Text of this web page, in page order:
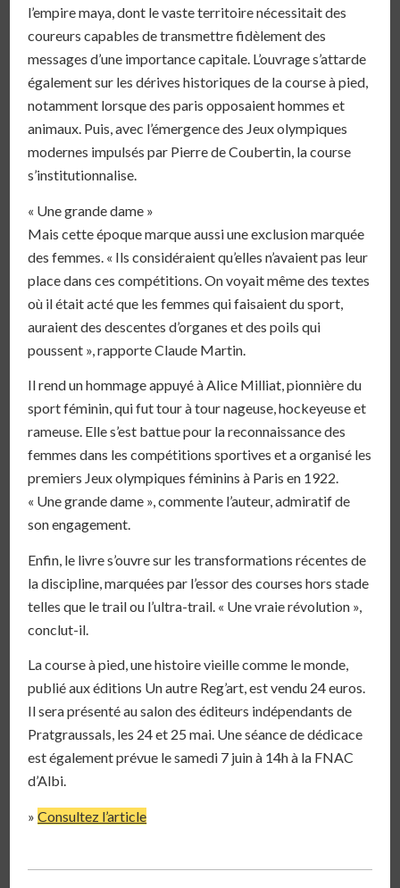
l’empire maya, dont le vaste territoire nécessitait des
coureurs capables de transmettre fidèlement des
messages d’une importance capitale. L’ouvrage s’attarde
également sur les dérives historiques de la course à pied,
notamment lorsque des paris opposaient hommes et
animaux. Puis, avec l’émergence des Jeux olympiques
modernes impulsés par Pierre de Coubertin, la course
s’institutionnalise.
« Une grande dame »
Mais cette époque marque aussi une exclusion marquée
des femmes. « Ils considéraient qu’elles n’avaient pas leur
place dans ces compétitions. On voyait même des textes
où il était acté que les femmes qui faisaient du sport,
auraient des descentes d’organes et des poils qui
poussent », rapporte Claude Martin.
Il rend un hommage appuyé à Alice Milliat, pionnière du
sport féminin, qui fut tour à tour nageuse, hockeyeuse et
rameuse. Elle s’est battue pour la reconnaissance des
femmes dans les compétitions sportives et a organisé les
premiers Jeux olympiques féminins à Paris en 1922.
« Une grande dame », commente l’auteur, admiratif de
son engagement.
Enfin, le livre s’ouvre sur les transformations récentes de
la discipline, marquées par l’essor des courses hors stade
telles que le trail ou l’ultra-trail. « Une vraie révolution »,
conclut-il.
La course à pied, une histoire vieille comme le monde,
publié aux éditions Un autre Reg’art, est vendu 24 euros.
Il sera présenté au salon des éditeurs indépendants de
Pratgraussals, les 24 et 25 mai. Une séance de dédicace
est également prévue le samedi 7 juin à 14h à la FNAC
d’Albi.
»Consultez l’article